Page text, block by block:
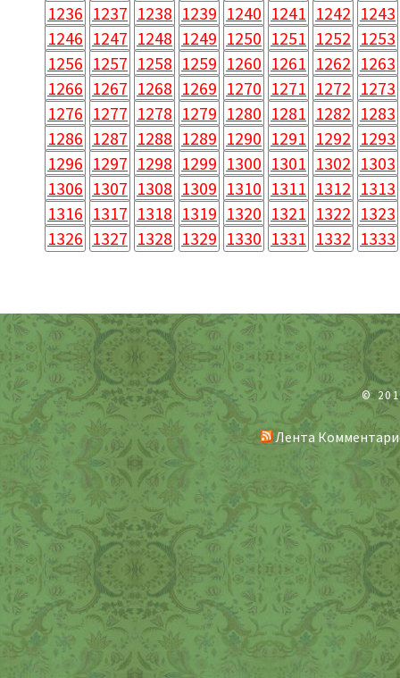
1236 1237 1238 1239 1240 1241 1242 1243
1246 1247 1248 1249 1250 1251 1252 1253
1256 1257 1258 1259 1260 1261 1262 1263
1266 1267 1268 1269 1270 1271 1272 1273
1276 1277 1278 1279 1280 1281 1282 1283
1286 1287 1288 1289 1290 1291 1292 1293
1296 1297 1298 1299 1300 1301 1302 1303
1306 1307 1308 1309 1310 1311 1312 1313
1316 1317 1318 1319 1320 1321 1322 1323
1326 1327 1328 1329 1330 1331 1332 1333
©
Лента